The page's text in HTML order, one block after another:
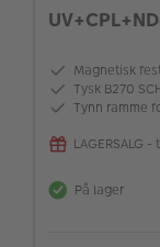
Magnetisk
Tysk B270
Tynn ramme
LAGERSALG
På lager